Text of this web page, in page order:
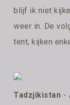
blijf ik niet
weer in. De
tent, kijken
Tadzjikistan -